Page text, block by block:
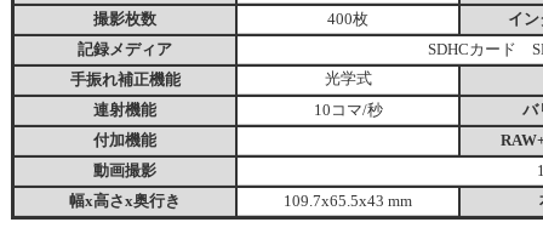
撮影枚数
400枚
イ
記録メディア
SDHCカード
手振れ補正機能
光学式
連射機能 10コマ/秒
バ
付加機能
動画撮影
幅x高さx奥行き
109.7x65.5x43 mm